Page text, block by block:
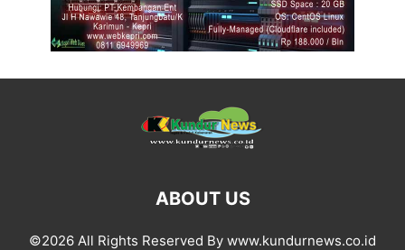
ABOUT US
©2026 All Rights Reserved By www.kundurnews.co.id